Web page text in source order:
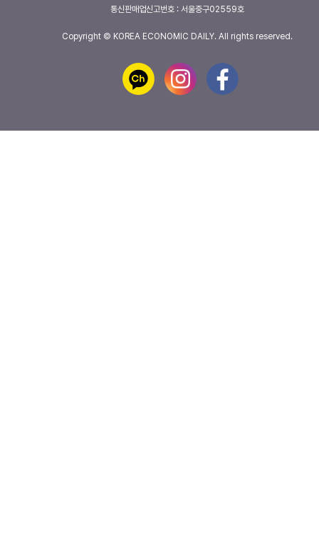
통신판매업신고번호 : 서울중구02559호
Copyright © KOREA ECONOMIC DAILY. All rights reserved.